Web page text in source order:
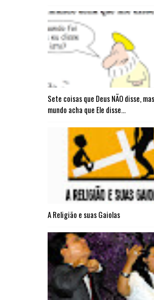
Sete coisas que Deus NÃO disse,
mundo acha que Ele disse...
A Religião e suas Gaiolas